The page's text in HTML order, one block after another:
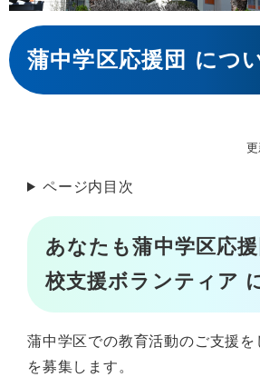
本
文
蒲中学区応援団 につ
ページ内目次
あなたも蒲中学区応
校支援ボランティア
蒲中学区での教育活動のご支援
を募集します。